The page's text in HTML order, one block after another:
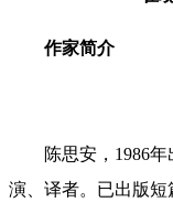
作家简介
陈思安 ，1986
演、译者。已出版短